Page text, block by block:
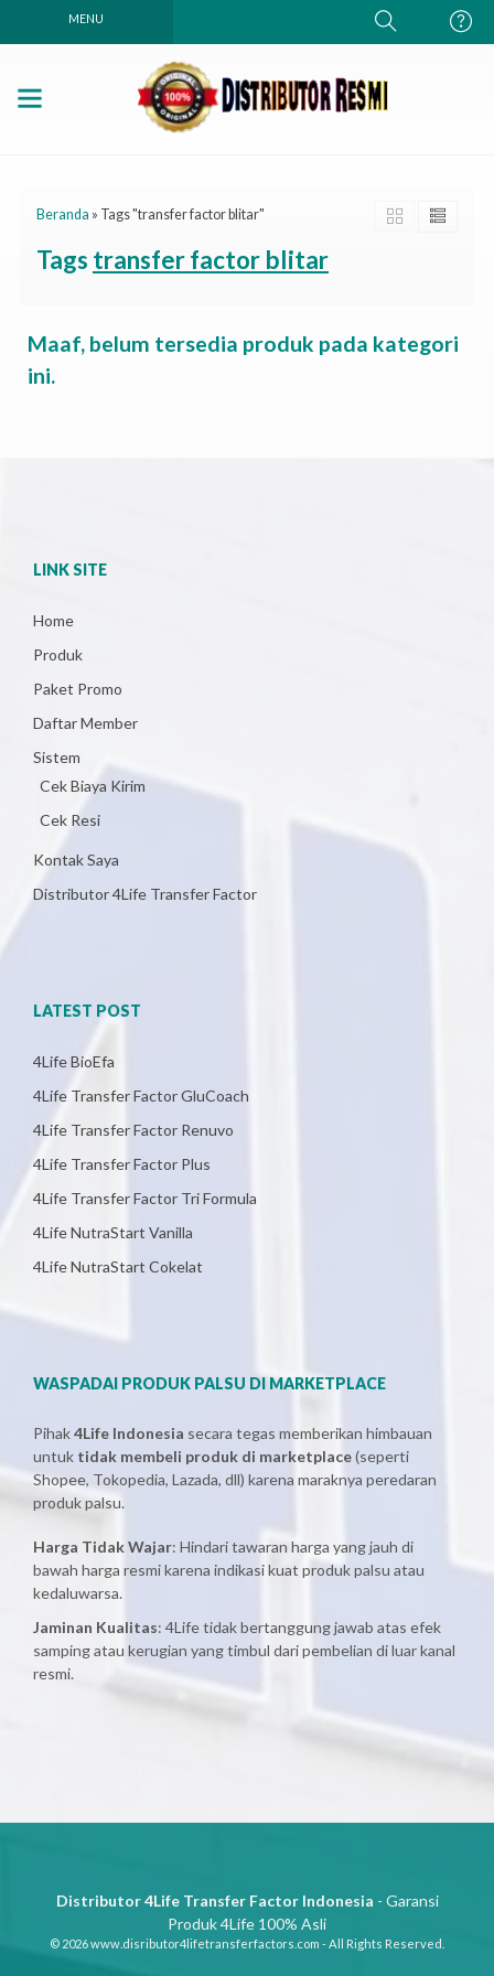
MENU
Beranda » Tags "transfer factor blitar"
Tags transfer factor blitar
Maaf, belum tersedia produk pada kategori
ini.
LINK SITE
Home
Produk
Paket Promo
Daftar Member
Sistem
Cek Biaya Kirim
Cek Resi
Kontak Saya
Distributor 4Life Transfer Factor
LATEST POST
4Life BioEfa
4Life Transfer Factor GluCoach
4Life Transfer Factor Renuvo
4Life Transfer Factor Plus
4Life Transfer Factor Tri Formula
4Life NutraStart Vanilla
4Life NutraStart Cokelat
WASPADAI PRODUK PALSU DI MARKETPLACE
Pihak4Life Indonesia secara tegas memberikan himbauan
untuk tidak membeli produk di marketplace(seperti
Shopee, Tokopedia, Lazada, dll) karena maraknya peredaran
produk palsu.
Harga Tidak Wajar: Hindari tawaran harga yang jauh di
bawah harga resmi karena indikasi kuat produk palsu atau
kedaluwarsa.
Jaminan Kualitas: 4Life tidak bertanggung jawab atas efek
samping atau kerugian yang timbul dari pembelian di luar kanal
resmi.
Distributor 4Life Transfer Factor Indonesia - Garansi
Produk 4Life 100% Asli
© 2026 www.disributor4lifetransferfactors.com - All Rights Reserved.